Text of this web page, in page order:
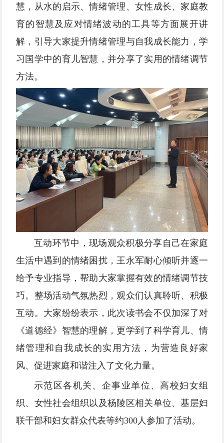
慧，从水的启示、情绪管理、女性成长、家庭教
育的智慧及应对情绪波动的工具等方面展开讲
解，引导大家提升情绪管理与自我成长能力，学
习国学中的育儿智慧，并分享了实用的情绪调节
方法。
互动环节中，现场观众积极分享自己在家庭
生活中遇到的情绪困扰，王永军耐心倾听并逐一
给予专业指导，帮助大家掌握有效的情绪调节技
巧。整场活动气氛热烈，观众们认真聆听、积极
互动。大家纷纷表示，此次读书会不仅加深了对
《道德经》智慧的理解，更学到了科学育儿、情
绪管理和自我成长的实用方法，为营造良好家
风、促进家庭和谐注入了文化力量。
示范区各机关、企事业单位、高校妇女组
织、女性社会组织以及杨陵区相关单位、基层妇
联干部和妇女群众代表等约300人参加了活动。